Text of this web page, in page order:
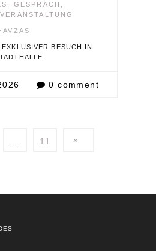
GESPRÄCH
VERANSTALTUNG
BESUCH IN
0 comment
11